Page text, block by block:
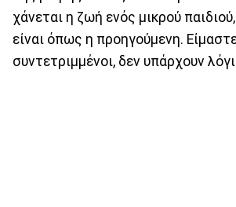
χάνεται η ζωή ενός μικρού
είναι όπως η προηγούμενη.
συντετριμμένοι, δεν υπάρχουν